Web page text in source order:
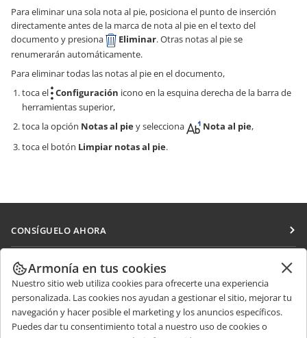
Para eliminar una sola nota al pie, posiciona el punto de inserción
directamente antes de la marca de nota al pie en el texto del
documento y presiona
Eliminar. Otras notas al pie se
renumerarán automáticamente.
Para eliminar todas las notas al pie en el documento,
toca el Configuración icono en la esquina derecha de la barra de
herramientas superior,
toca la opción Notas al piey selecciona Nota al pie,
toca el botón Limpiar notas al pie.
CONSÍGUELO AHORA
Docs
DocSpace
Workspace
Conectores
COLABORAR
Para colaboradores
Para traductores
Para influencers
RECIBIR NOTICIAS
Blog
OBTENER AYUDA
Armonía en tus cookies
Nuestro sitio web utiliza cookies para ofrecerte una experiencia
personalizada. Las cookies nos ayudan a gestionar el sitio, mejorar tu
navegación y hacer posible el marketing y los anuncios específicos.
Puedes dar tu consentimiento total a nuestro uso de cookies o